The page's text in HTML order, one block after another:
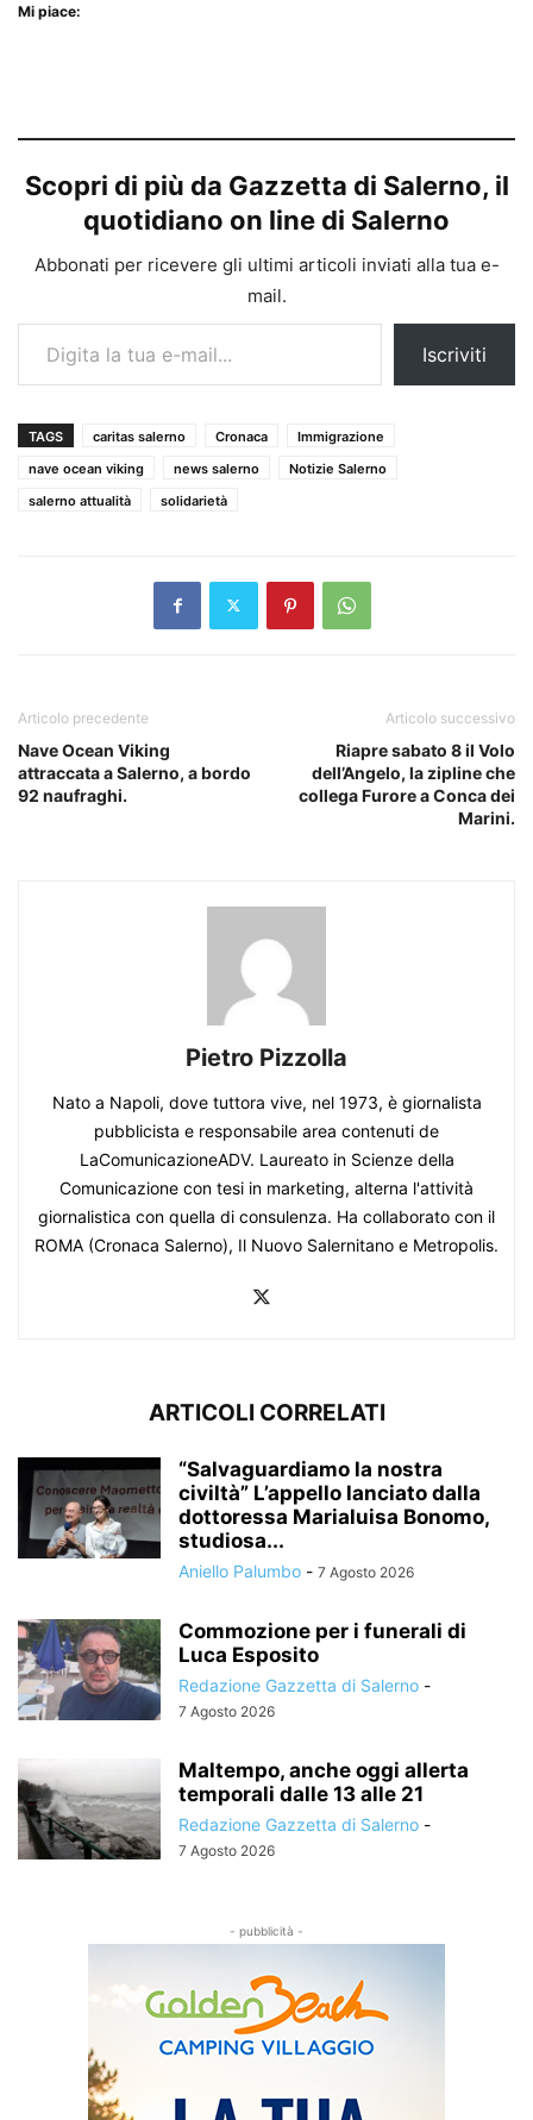
Mi piace:
Scopri di più da Gazzetta di Salerno, il
quotidiano on line di Salerno
Abbonati per ricevere gli ultimi articoli inviati alla tua e-
mail.
Digita la tua e-mail...
Iscriviti
TAGS caritas salerno Cronaca
Immigrazione
nave ocean viking
news salerno
Notizie Salerno
salerno attualità
solidarietà
Articolo precedente
Nave Ocean Viking
attraccata a Salerno, a bordo
92 naufraghi.
Articolo successivo
Riapre sabato 8 il Volo
dell’Angelo, la zipline che
collega Furore a Conca dei
Marini.
Pietro Pizzolla
Nato a Napoli, dove tuttora vive, nel 1973, è giornalista
pubblicista e responsabile area contenuti de
LaComunicazioneADV. Laureato in Scienze della
Comunicazione con tesi in marketing, alterna l'attività
giornalistica con quella di consulenza. Ha collaborato con il
ROMA (Cronaca Salerno), Il Nuovo Salernitano e Metropolis.
ARTICOLI CORRELATI
“Salvaguardiamo la nostra
civiltà” L’appello lanciato dalla
dottoressa Marialuisa Bonomo,
studiosa...
Aniello Palumbo - 7 Agosto 2026
Commozione per i funerali di
Luca Esposito
Redazione Gazzetta di Salerno -
7 Agosto 2026
Maltempo, anche oggi allerta
temporali dalle 13 alle 21
Redazione Gazzetta di Salerno -
7 Agosto 2026
- pubblicità -